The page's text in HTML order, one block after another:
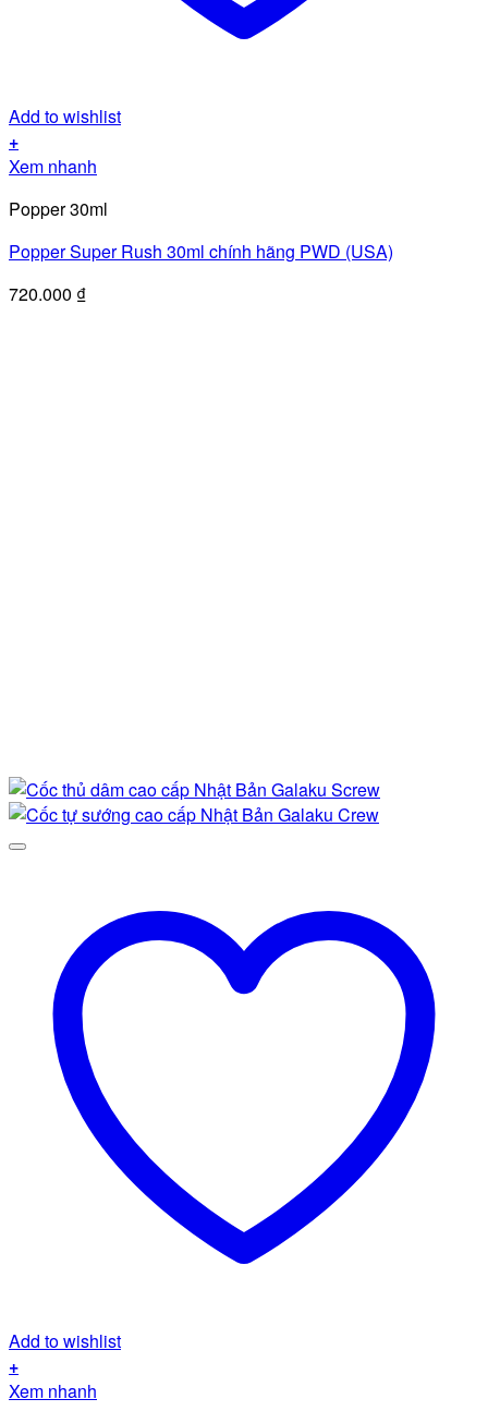
Add to wishlist
+
Xem nhanh
Popper 30ml
Popper Super Rush 30ml chính hãng PWD (USA)
720.000 ₫
Add to wishlist
+
Xem nhanh